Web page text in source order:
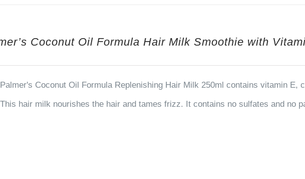
Coconut Oil Formula Hair Milk Smoothie with
Palmer's Coconut Oil Formula Replenishing Hair Milk 250ml contains vitamin E,
This hair milk nourishes the hair and tames frizz. It contains no sulfates and no